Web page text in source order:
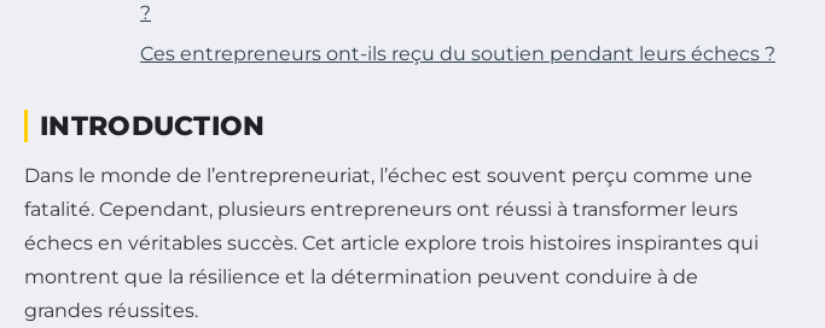
?
Ces entrepreneurs ont-ils reçu du soutien pendant leurs échecs ?
INTRODUCTION
Dans le monde de l’entrepreneuriat, l’échec est souvent perçu comme une
fatalité. Cependant, plusieurs entrepreneurs ont réussi à transformer leurs
échecs en véritables succès. Cet article explore trois histoires inspirantes qui
montrent que la résilience et la détermination peuvent conduire à de
grandes réussites.